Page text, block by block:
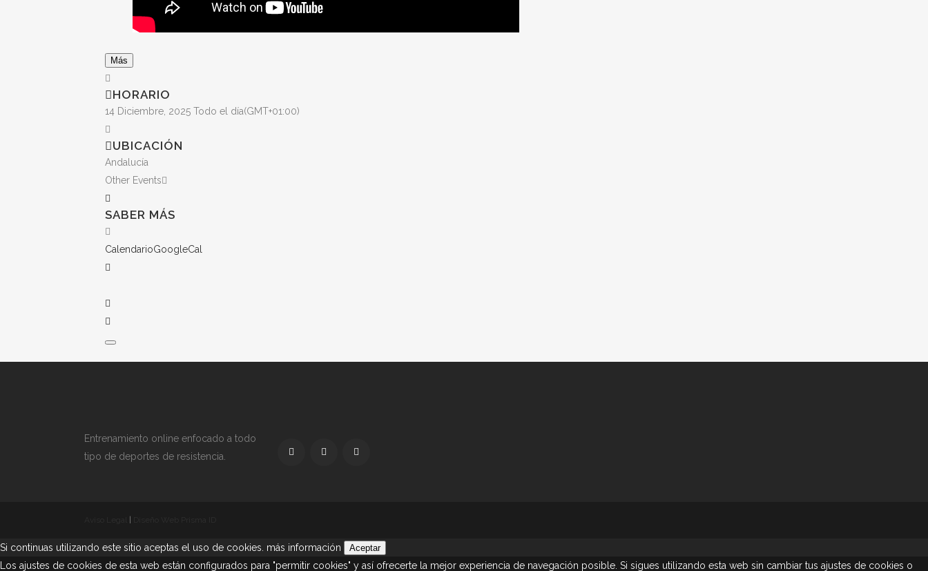
Más
HORARIO
14 Diciembre, 2025 Todo el día(GMT+01:00)
UBICACIÓN
Andalucía
Other Events
SABER MÁS
CalendarioGoogleCal
Entrenamiento online enfocado a todo
tipo de deportes de resistencia.
Si continuas utilizando este sitio aceptas el uso de cookies. más información Aceptar
Los ajustes de cookies de esta web están configurados para "permitir cookies" y así ofrecerte la mejor experiencia de navegación posible. Si sigues utilizando esta web sin cambiar tus ajustes de cookies o